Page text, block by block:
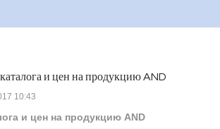
и цен на продукцию AND
10:43
и цен на продукцию AND